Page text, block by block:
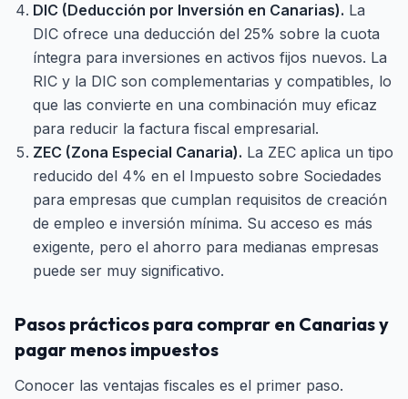
DIC (Deducción por Inversión en Canarias). La
DIC ofrece una deducción del 25% sobre la cuota
íntegra para inversiones en activos fijos nuevos. La
RIC y la DIC son complementarias y compatibles, lo
que las convierte en una combinación muy eficaz
para reducir la factura fiscal empresarial.
ZEC (Zona Especial Canaria). La ZEC aplica un tipo
reducido del 4% en el Impuesto sobre Sociedades
para empresas que cumplan requisitos de creación
de empleo e inversión mínima. Su acceso es más
exigente, pero el ahorro para medianas empresas
puede ser muy significativo.
Pasos prácticos para comprar en Canarias y
pagar menos impuestos
Conocer las ventajas fiscales es el primer paso.